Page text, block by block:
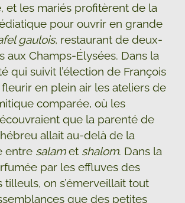
et les mariés profitèrent de la
pour ouvrir en grande
gaulois, restaurant de deux-
aux Champs-Élysées. Dans la
qui suivit l’élection de François
en plein air les ateliers de
comparée, où les
que la parenté de
allait au-delà de la
entre salamet shalom. Dans la
par les effluves des
tilleuls, on s’émerveillait tout
que des petites